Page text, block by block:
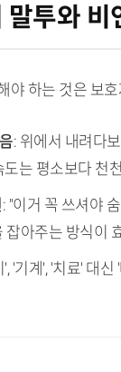
투와 비
야 하는 것은 보
: 위에서 내려다
는 평소보다 천
: "이거 꼭 쓰셔야
잡아주는 방식이
'기계', '치료' 대